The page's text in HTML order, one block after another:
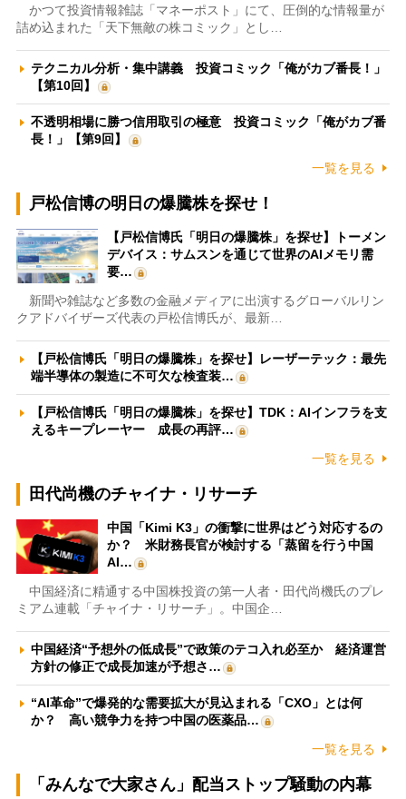
かつて投資情報雑誌「マネーポスト」にて、圧倒的な情報量が
詰め込まれた「天下無敵の株コミック」とし…
テクニカル分析・集中講義 投資コミック「俺がカブ番長！」
【第10回】
不透明相場に勝つ信用取引の極意 投資コミック「俺がカブ番
長！」【第9回】
一覧を見る
戸松信博の明日の爆騰株を探せ！
【戸松信博氏「明日の爆騰株」を探せ】トーメン
デバイス：サムスンを通じて世界のAIメモリ需
要…
新聞や雑誌など多数の金融メディアに出演するグローバルリン
クアドバイザーズ代表の戸松信博氏が、最新…
【戸松信博氏「明日の爆騰株」を探せ】レーザーテック：最先
端半導体の製造に不可欠な検査装…
【戸松信博氏「明日の爆騰株」を探せ】TDK：AIインフラを支
えるキープレーヤー 成長の再評…
一覧を見る
田代尚機のチャイナ・リサーチ
中国「Kimi K3」の衝撃に世界はどう対応するの
か？ 米財務長官が検討する「蒸留を行う中国
AI…
中国経済に精通する中国株投資の第一人者・田代尚機氏のプレ
ミアム連載「チャイナ・リサーチ」。中国企…
中国経済“予想外の低成長”で政策のテコ入れ必至か 経済運営
方針の修正で成長加速が予想さ…
“AI革命”で爆発的な需要拡大が見込まれる「CXO」とは何
か？ 高い競争力を持つ中国の医薬品…
一覧を見る
「みんなで大家さん」配当ストップ騒動の内幕